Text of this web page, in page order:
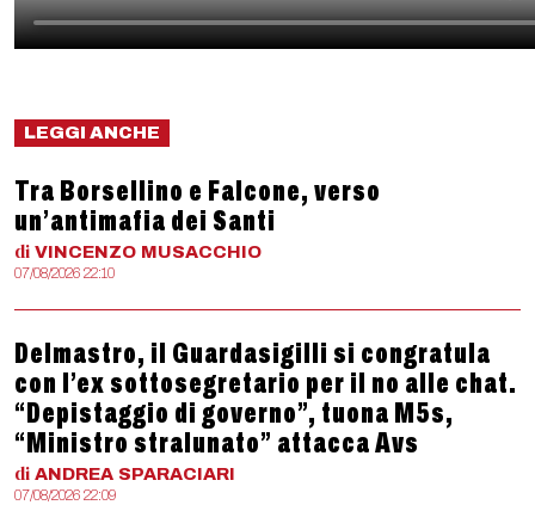
LEGGI ANCHE
Tra Borsellino e Falcone, verso
un’antimafia dei Santi
di VINCENZO MUSACCHIO
07/08/2026 22:10
Delmastro, il Guardasigilli si congratula
con l’ex sottosegretario per il no alle chat.
“Depistaggio di governo”, tuona M5s,
“Ministro stralunato” attacca Avs
di ANDREA SPARACIARI
07/08/2026 22:09